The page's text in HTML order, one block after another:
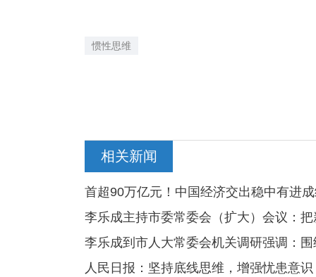
惯性思维
相关新闻
首超90万亿元！中国经济交出稳中有进
李乐成主持市委常委会（扩大）会议：
李乐成到市人大常委会机关调研强调：
人民日报：坚持底线思维，增强忧患意识